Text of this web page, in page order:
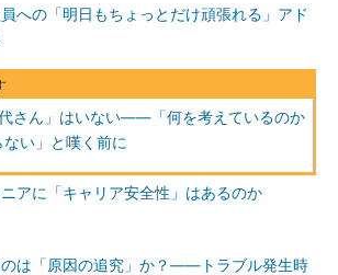
への「明日もちょっとだけ頑張れる」アド
代さん」はいない――「何を考えているのか
ない」と嘆く前に
アに「キャリア安全性」はあるのか
のは「原因の追究」か？――トラブル発生時